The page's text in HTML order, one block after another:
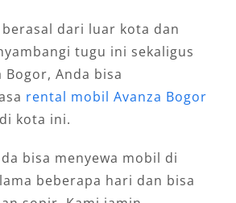
berasal dari luar kota dan
tugu ini sekaligus
Anda bisa
rental mobil Avanza Bogor
kota ini.
bisa menyewa mobil di
beberapa hari dan bisa